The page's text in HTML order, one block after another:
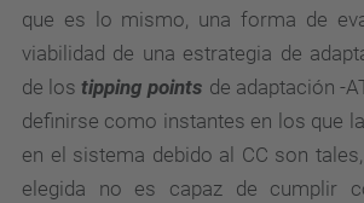
que es lo mismo, una forma de
viabilidad de una estrategia de
de lostipping points de adaptación -
definirse como instantes en los que
en el sistema debido al CC son
elegida no es capaz de cumplir